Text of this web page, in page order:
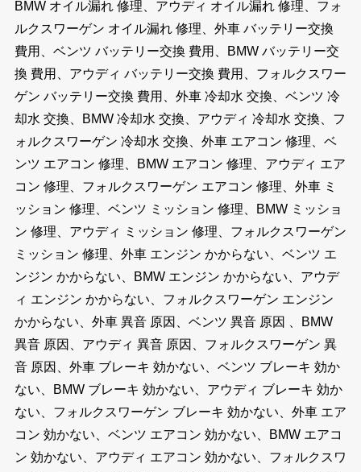
BMW オイル漏れ 修理、アウディ オイル漏れ 修理、フォ
ルクスワーゲン オイル漏れ 修理、外車 バッテリー交換
費用、ベンツ バッテリー交換 費用、BMW バッテリー交
換 費用、アウディ バッテリー交換 費用、フォルクスワー
ゲン バッテリー交換 費用、外車 冷却水 交換、ベンツ 冷
却水 交換、BMW 冷却水 交換、アウディ 冷却水 交換、フ
ォルクスワーゲン 冷却水 交換、外車 エアコン 修理、ベ
ンツ エアコン 修理、BMW エアコン 修理、アウディ エア
コン 修理、フォルクスワーゲン エアコン 修理、外車 ミ
ッション 修理、ベンツ ミッション 修理、BMW ミッショ
ン 修理、アウディ ミッション 修理、フォルクスワーゲン
ミッション 修理、外車 エンジン かからない、ベンツ エ
ンジン かからない、BMW エンジン かからない、アウデ
ィ エンジン かからない、フォルクスワーゲン エンジン
かからない、外車 異音 原因、ベンツ 異音 原因 、BMW
異音 原因、アウディ 異音 原因、フォルクスワーゲン 異
音 原因、外車 ブレーキ 効かない、ベンツ ブレーキ 効か
ない、BMW ブレーキ 効かない、アウディ ブレーキ 効か
ない、フォルクスワーゲン ブレーキ 効かない、外車 エア
コン 効かない、ベンツ エアコン 効かない、BMW エアコ
ン 効かない、アウディ エアコン 効かない、フォルクスワ